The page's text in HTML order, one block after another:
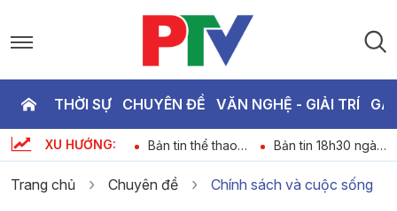
THỜI SỰ CHUYÊN ĐỀ VĂN NGHỆ - GIẢI TRÍ
XU HƯỚNG:
Chương trình thời
sự ngày 08-08-
Bản tin thể thao
ngày 08-08-2026
Bản tin 18h30 ngày
8-8-2026
Trang chủ Chuyên đề Chính sách và cuộc sống